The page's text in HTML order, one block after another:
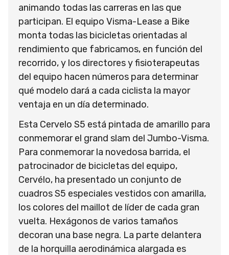
animando todas las carreras en las que
participan. El equipo Visma-Lease a Bike
monta todas las bicicletas orientadas al
rendimiento que fabricamos, en función del
recorrido, y los directores y fisioterapeutas
del equipo hacen números para determinar
qué modelo dará a cada ciclista la mayor
ventaja en un día determinado.
Esta Cervelo S5 está pintada de amarillo para
conmemorar el grand slam del Jumbo-Visma.
Para conmemorar la novedosa barrida, el
patrocinador de bicicletas del equipo,
Cervélo, ha presentado un conjunto de
cuadros S5 especiales vestidos con amarilla,
los colores del maillot de líder de cada gran
vuelta. Hexágonos de varios tamaños
decoran una base negra. La parte delantera
de la horquilla aerodinámica alargada es